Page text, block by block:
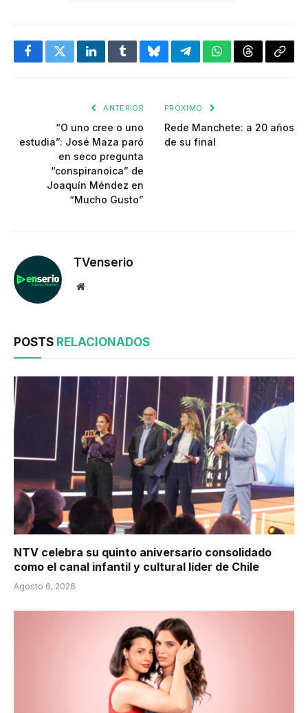
FacebookTwitterLinkedInTumblrBlueskyTelegramWhatsApp
Threads
ANTERIOR
“O uno cree o uno
estudia”: José Maza paró
en seco pregunta
“conspiranoica” de
Joaquín Méndez en
“Mucho Gusto”
PRÓXIMO
Rede Manchete: a 20 años
de su final
TVenserio
Website
POSTS RELACIONADOS
NTV celebra su quinto aniversario consolidado
como el canal infantil y cultural líder de Chile
Agosto 6, 2026